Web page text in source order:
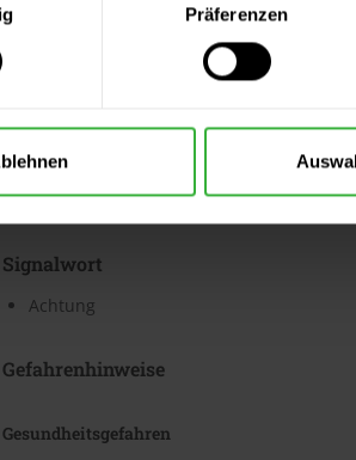
Präferenzen
Ausrufezeichen
Signalwort
Achtung
Gefahrenhinweise
Gesundheitsgefahren